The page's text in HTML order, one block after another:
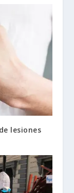
lesiones